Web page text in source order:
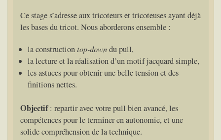
Ce stage s’adresse aux tricoteurs et tricoteuses ayant déjà
les bases du tricot. Nous aborderons ensemble :
la constructiontop-downdu pull,
la lecture et la réalisation d’un motif jacquard simple,
les astuces pour obtenir une belle tension et des
finitions nettes.
Objectif: repartir avec votre pull bien avancé, les
compétences pour le terminer en autonomie, et une
solide compréhension de la technique.